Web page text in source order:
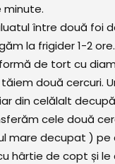
minute.
între două foi
la frigider 1-2 ore.
de tort cu
două cercuri.
din celălalt
cele două
mare decupat ) pe
hârtie de copt și le